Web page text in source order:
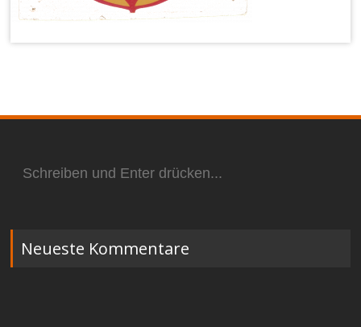
nach:
Neueste Kommentare